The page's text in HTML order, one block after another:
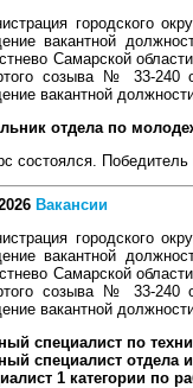
городского
вакантной
Самарской
созыва № 33-240
вакантной
отдела по
состоялся.
Вакансии
городского
вакантной
Самарской
созыва № 33-240
вакантной
специалист по
специалист отдела
1 категории по